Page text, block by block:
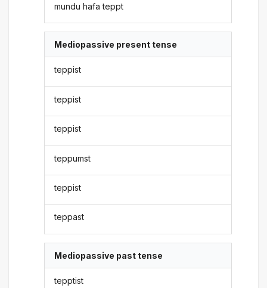
mundu hafa teppt
Mediopassive present tense
teppist
teppist
teppist
teppumst
teppist
teppast
Mediopassive past tense
tepptist